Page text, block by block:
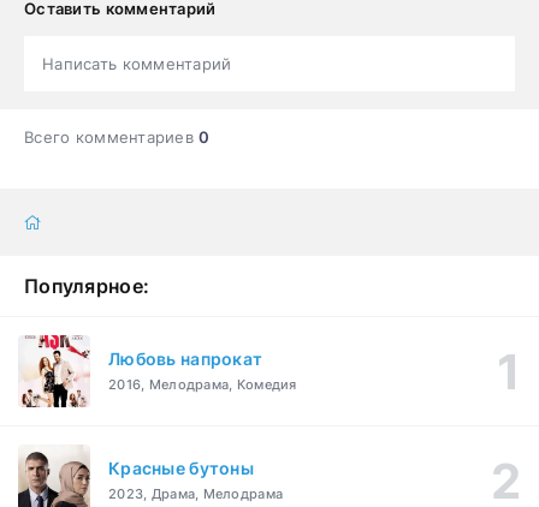
Оставить комментарий
Написать комментарий
Всего комментариев0
Популярное:
Любовь напрокат
2016, Мелодрама, Комедия
Красные бутоны
2023, Драма, Мелодрама